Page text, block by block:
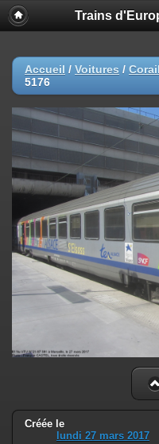
Trains
Accueil / Voitures / Corail
5176
Créée le
lundi 27 mars 2017